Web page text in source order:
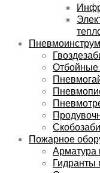
Отбойные
Пожарное
Арматура